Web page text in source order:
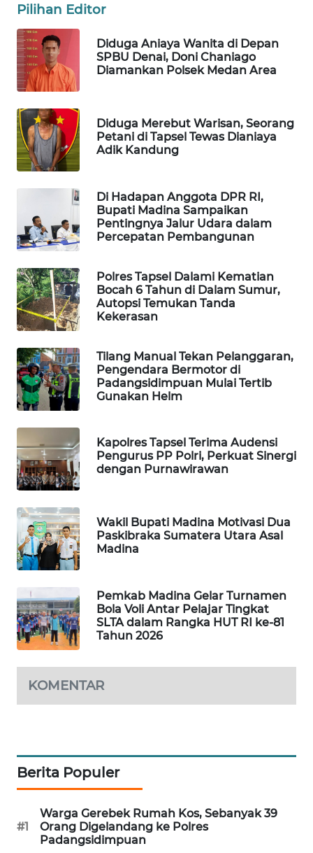
Pilihan Editor
Diduga Aniaya Wanita di Depan
SPBU Denai, Doni Chaniago
Diamankan Polsek Medan Area
Diduga Merebut Warisan, Seorang
Petani di Tapsel Tewas Dianiaya
Adik Kandung
Di Hadapan Anggota DPR RI,
Bupati Madina Sampaikan
Pentingnya Jalur Udara dalam
Percepatan Pembangunan
Polres Tapsel Dalami Kematian
Bocah 6 Tahun di Dalam Sumur,
Autopsi Temukan Tanda
Kekerasan
Tilang Manual Tekan Pelanggaran,
Pengendara Bermotor di
Padangsidimpuan Mulai Tertib
Gunakan Helm
Kapolres Tapsel Terima Audensi
Pengurus PP Polri, Perkuat Sinergi
dengan Purnawirawan
Wakil Bupati Madina Motivasi Dua
Paskibraka Sumatera Utara Asal
Madina
Pemkab Madina Gelar Turnamen
Bola Voli Antar Pelajar Tingkat
SLTA dalam Rangka HUT RI ke-81
Tahun 2026
KOMENTAR
Berita Populer
#1
Warga Gerebek Rumah Kos, Sebanyak 39
Orang Digelandang ke Polres
Padangsidimpuan
PORTAL
KONSUMEN
FORWAMKI
ALPERKLINAS
FORJASIDA
SITUNGIR
SIDIKALANG
NEWS
SIBARAGAS
NEWS
METRO
NEWS
METRO
MEDAN
METRO
JAKARTA
NEWS
KRT
NEWS
KARING
NEWS
JURNAL
HUMBANG
NEWS
GARONGGANG
NEWS